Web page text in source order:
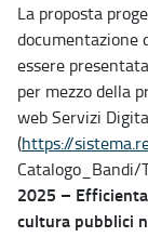
La proposta
documentazione
essere
per mezzo della
web Servizi
(https://
Catalogo_Bandi/
2025 –
cultura pubblici